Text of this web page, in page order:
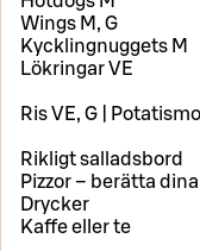
Wings M, G
Kycklingnuggets M
Lökringar VE
Ris VE, G |
Rikligt salladsbord
Pizzor – berätta
Drycker
Kaffe eller te